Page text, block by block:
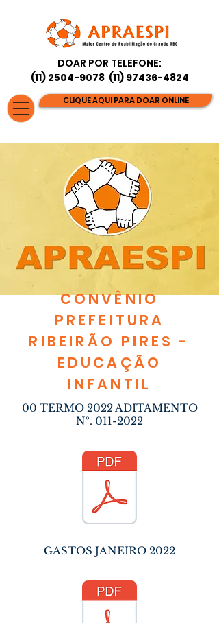
DOAR POR TELEFONE:
(11) 2504-9078 (11) 97436-4824
CLIQUE AQUI PARA DOAR ONLINE
CONVÊNIO
PREFEITURA
RIBEIRÃO PIRES -
EDUCAÇÃO
INFANTIL
00 TERMO 2022 ADITAMENTO
Nº. 011-2022
GASTOS JANEIRO 2022